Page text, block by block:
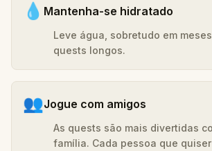
💧 Mantenha-se hidratado
Leve água, sobretudo em
quests longos.
👥Jogue com amigos
As quests são mais divertidas
família. Cada pessoa que